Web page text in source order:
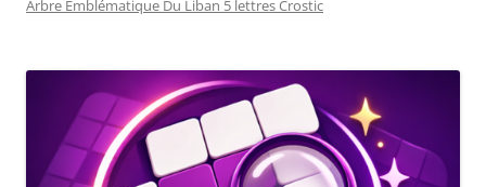
Arbre Emblématique Du Liban 5 lettres Crostic